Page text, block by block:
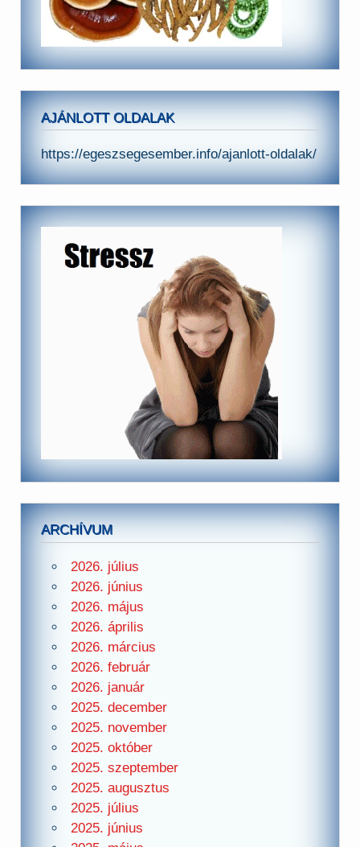
AJÁNLOTT OLDALAK
https://egeszsegesember.info/ajanlott-oldalak/
ARCHÍVUM
2026. július
2026. június
2026. május
2026. április
2026. március
2026. február
2026. január
2025. december
2025. november
2025. október
2025. szeptember
2025. augusztus
2025. július
2025. június